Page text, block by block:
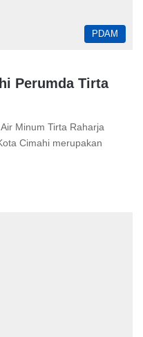
PDAM
Perumda Tirta
Minum Tirta Raharja
Cimahi merupakan